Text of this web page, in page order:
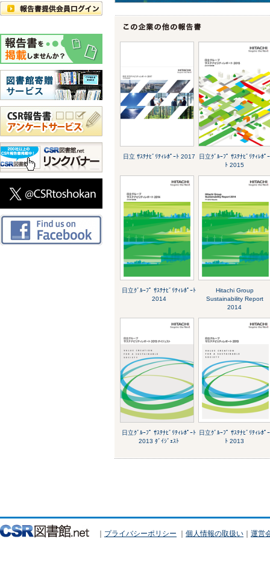
日立 ｻｽﾃﾅﾋﾞﾘﾃｨﾚﾎﾟｰﾄ 2017
日立ｸﾞﾙｰﾌﾟ ｻｽﾃﾅﾋﾞﾘﾃｨﾚﾎﾟｰ
ﾄ 2015
日立ｸﾞﾙｰﾌﾟ ｻｽﾃﾅﾋﾞﾘﾃｨﾚﾎﾟｰﾄ
2014
Hitachi Group
Sustainability Report
2014
日立ｸﾞﾙｰﾌﾟ ｻｽﾃﾅﾋﾞﾘﾃｨﾚﾎﾟｰﾄ
2013 ﾀﾞｲｼﾞｪｽﾄ
日立ｸﾞﾙｰﾌﾟ ｻｽﾃﾅﾋﾞﾘﾃｨﾚﾎﾟｰ
ﾄ 2013
｜ プライバシーポリシー ｜ 個人情報の取扱い ｜ 運営